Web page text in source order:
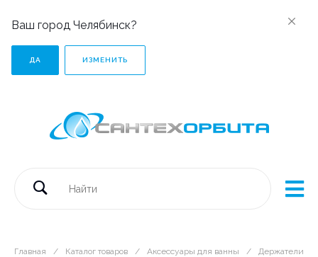
Ваш город Челябинск?
ДА ИЗМЕНИТЬ
Главная / Каталог товаров / Аксессуары для ванны / Держатели